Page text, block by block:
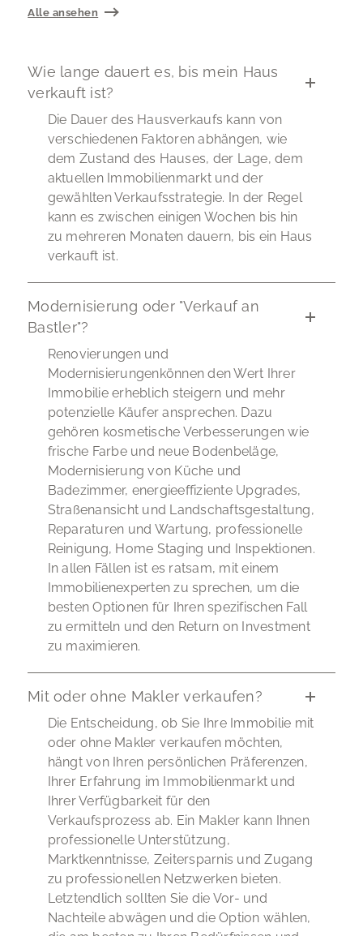
Alle ansehen
Wie lange dauert es, bis mein Haus
verkauft ist?
Die Dauer des Hausverkaufs kann von
verschiedenen Faktoren abhängen, wie
dem Zustand des Hauses, der Lage, dem
aktuellen Immobilienmarkt und der
gewählten Verkaufsstrategie. In der Regel
kann es zwischen einigen Wochen bis hin
zu mehreren Monaten dauern, bis ein Haus
verkauft ist.
Modernisierung oder "Verkauf an
Bastler"?
Renovierungen und
Modernisierungenkönnen den Wert Ihrer
Immobilie erheblich steigern und mehr
potenzielle Käufer ansprechen. Dazu
gehören kosmetische Verbesserungen wie
frische Farbe und neue Bodenbeläge,
Modernisierung von Küche und
Badezimmer, energieeffiziente Upgrades,
Straßenansicht und Landschaftsgestaltung,
Reparaturen und Wartung, professionelle
Reinigung, Home Staging und Inspektionen.
In allen Fällen ist es ratsam, mit einem
Immobilienexperten zu sprechen, um die
besten Optionen für Ihren spezifischen Fall
zu ermitteln und den Return on Investment
zu maximieren.
Mit oder ohne Makler verkaufen?
Die Entscheidung, ob Sie Ihre Immobilie mit
oder ohne Makler verkaufen möchten,
hängt von Ihren persönlichen Präferenzen,
Ihrer Erfahrung im Immobilienmarkt und
Ihrer Verfügbarkeit für den
Verkaufsprozess ab. Ein Makler kann Ihnen
professionelle Unterstützung,
Marktkenntnisse, Zeitersparnis und Zugang
zu professionellen Netzwerken bieten.
Letztendlich sollten Sie die Vor- und
Nachteile abwägen und die Option wählen,